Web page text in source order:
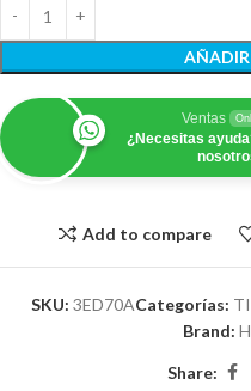
Ventas
¿Necesitas
Add to compare
SKU: 3ED70ACategorías:
Brand:
Share: